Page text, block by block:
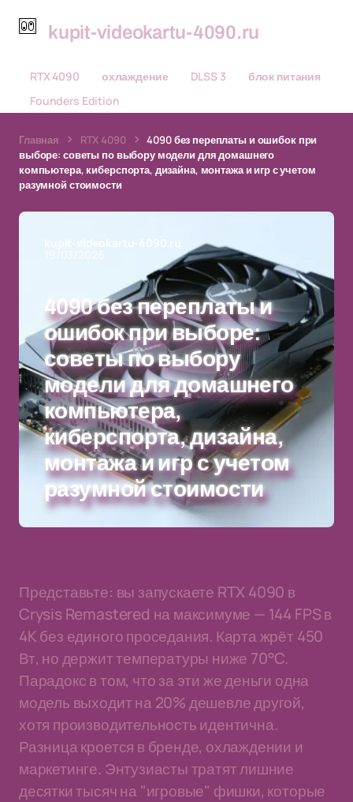
kupit-videokartu-4090.ru
RTX 4090 охлаждение DLSS 3
блок питания
Founders Edition
Главная RTX 4090
4090 без переплаты и ошибок при
выборе: советы по выбору модели для домашнего
компьютера, киберспорта, дизайна, монтажа и игр с учетом
разумной стоимости
kupit-videokartu-4090.ru
4090 без переплаты и
ошибок при выборе:
советы по выбору
модели для домашнего
компьютера,
киберспорта, дизайна,
монтажа и игр с учетом
разумной стоимости
Представьте: вы запускаете RTX 4090 в
Crysis Remastered на максимуме — 144 FPS в
4K без единого проседания. Карта жрёт 450
Вт, но держит температуры ниже 70°C.
Парадокс в том, что за эти же деньги одна
модель выходит на 20% дешевле другой,
хотя производительность идентична.
Разница кроется в бренде, охлаждении и
маркетинге. Энтузиасты тратят лишние
десятки тысяч на "игровые" фишки, которые